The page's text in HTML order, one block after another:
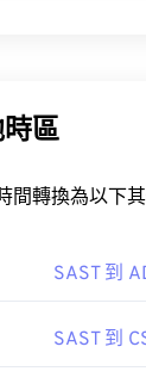
區
間轉換為以下其
SAST 到
SAST 到